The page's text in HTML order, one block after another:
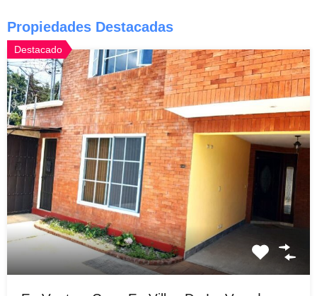
Propiedades Destacadas
Destacado